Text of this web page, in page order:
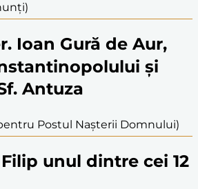
Ioan Gură de Aur,
și
Antuza
Postul Nașterii Domnului)
unul dintre cei 12